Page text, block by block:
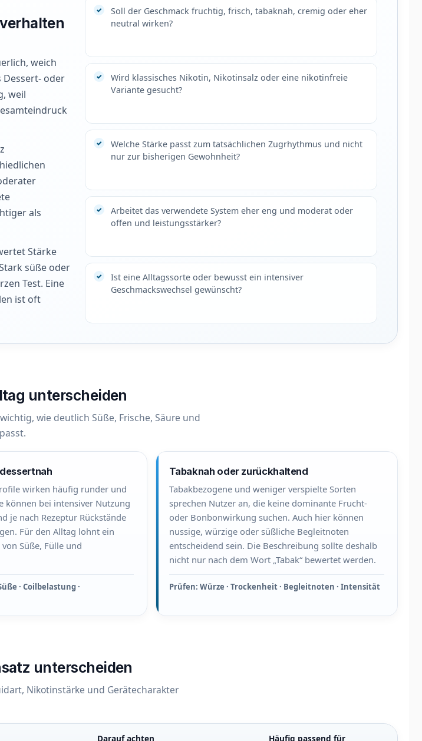
weich
Dessert- oder
weil
als
Stärke
süße oder
Test. Eine
ist oft
Soll der Geschmack fruchtig, frisch, tabaknah, cremig oder eher
neutral wirken?
Wird klassisches Nikotin, Nikotinsalz oder eine nikotinfreie
Variante gesucht?
Welche Stärke passt zum tatsächlichen Zugrhythmus und nicht
nur zur bisherigen Gewohnheit?
Arbeitet das verwendete System eher eng und moderat oder
offen und leistungsstärker?
Ist eine Alltagssorte oder bewusst ein intensiver
Geschmackswechsel gewünscht?
unterscheiden
wie deutlich Süße, Frische, Säure und
wirken häufig runder und
können bei intensiver Nutzung
je nach Rezeptur Rückstände
Für den Alltag lohnt ein
Süße, Fülle und
· Coilbelastung ·
Tabaknah oder zurückhaltend
Tabakbezogene und weniger verspielte Sorten
sprechen Nutzer an, die keine dominante Frucht-
oder Bonbonwirkung suchen. Auch hier können
nussige, würzige oder süßliche Begleitnoten
entscheidend sein. Die Beschreibung sollte deshalb
nicht nur nach dem Wort „Tabak“ bewertet werden.
Prüfen: Würze · Trockenheit · Begleitnoten · Intensität
unterscheiden
Nikotinstärke und Gerätecharakter
Darauf achten Häufig passend für